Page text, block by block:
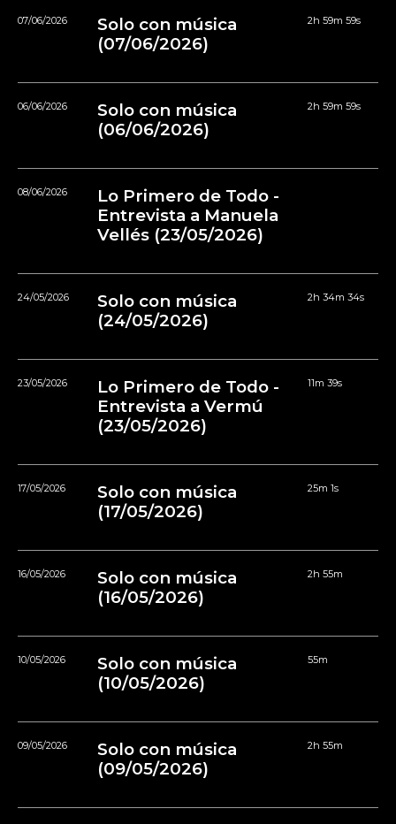
07/06/2026
Solo con música
(07/06/2026)
2h 59m 59s
06/06/2026
Solo con música
(06/06/2026)
2h 59m 59s
08/06/2026
Lo Primero de Todo -
Entrevista a Manuela
Vellés (23/05/2026)
24/05/2026
Solo con música
(24/05/2026)
2h 34m 34s
23/05/2026
Lo Primero de Todo -
Entrevista a Vermú
(23/05/2026)
11m 39s
17/05/2026
Solo con música
(17/05/2026)
25m 1s
16/05/2026
Solo con música
(16/05/2026)
2h 55m
10/05/2026
Solo con música
(10/05/2026)
55m
09/05/2026
Solo con música
(09/05/2026)
2h 55m